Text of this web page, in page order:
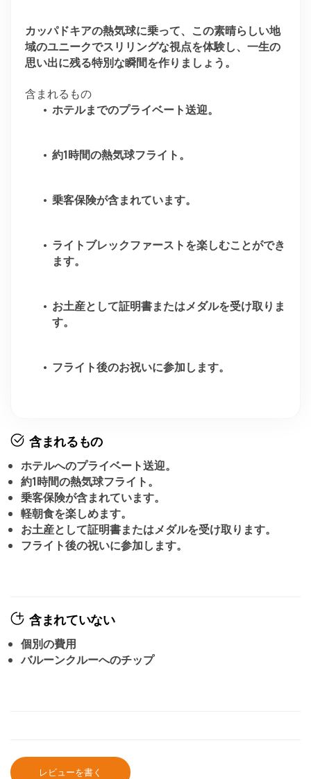
カッパドキアの熱気球に乗って、この素晴らしい地
域のユニークでスリリングな視点を体験し、一生の
思い出に残る特別な瞬間を作りましょう。
含まれるもの
ホテルまでのプライベート送迎。
約1時間の熱気球フライト。
乗客保険が含まれています。
ライトブレックファーストを楽しむことができ
ます。
お土産として証明書またはメダルを受け取りま
す。
フライト後のお祝いに参加します。
含まれるもの
ホテルへのプライベート送迎。
約1時間の熱気球フライト。
乗客保険が含まれています。
軽朝食を楽しめます。
お土産として証明書またはメダルを受け取ります。
フライト後の祝いに参加します。
含まれていない
個別の費用
バルーンクルーへのチップ
レビューを書く